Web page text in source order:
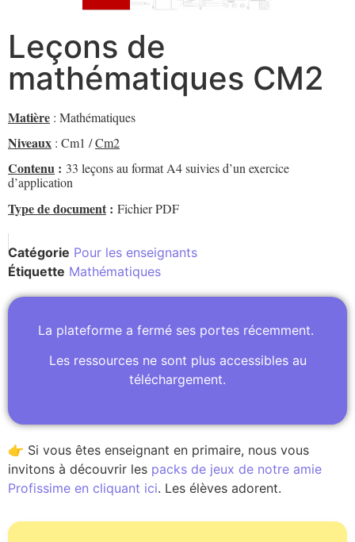
Leçons de
mathématiques CM2
Matière : Mathématiques
Niveaux : Cm1 /Cm2
Contenu : 33 leçons au format A4 suivies d’un exercice
d’application
Type de document : Fichier PDF
Catégorie Pour les enseignants
Étiquette Mathématiques
La plateforme a fermé ses portes récemment.
Les ressources ne sont plus accessibles au
téléchargement.
👉 Si vous êtes enseignant en primaire, nous vous
invitons à découvrir les packs de jeux de notre amie
Profissime en cliquant ici. Les élèves adorent.